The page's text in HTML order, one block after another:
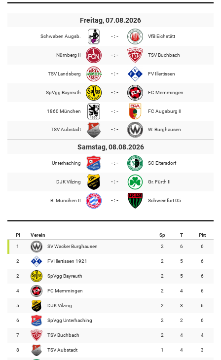
Freitag, 07.08.2026
Schwaben Augsb. - : - VfB Eichstätt
Nürnberg II - : - TSV Buchbach
TSV Landsberg - : - FV Illertissen
SpVgg Bayreuth - : - FC Memmingen
1860 München - : - FC Augsburg II
TSV Aubstadt - : - W. Burghausen
Samstag, 08.08.2026
Unterhaching - : - SC Eltersdorf
DJK Vilzing - : - Gr. Fürth II
B. München II - : - Schweinfurt 05
Pl Verein Sp T Pkt
1 SV Wacker Burghausen 2 6 6
2 FV Illertissen 1921 2 5 6
2 SpVgg Bayreuth 2 5 6
4 FC Memmingen 2 4 6
5 DJK Vilzing 2 3 6
6 SpVgg Unterhaching 2 2 6
7 TSV Buchbach 2 4 4
8 TSV Aubstadt 1 4 3